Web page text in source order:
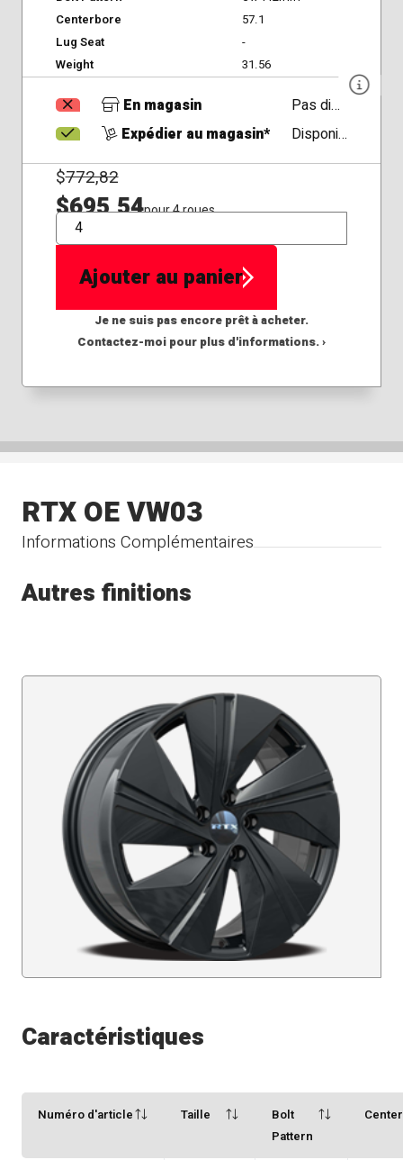
Centerbore
57.1
Lug Seat
-
Weight
31.56
En magasin
Pas disponible
Expédier au magasin*
Disponible
$772,82
$695,54pour 4 roues
QTÉ
Ajouter au panier
Je ne suis pas encore prêt à acheter.
Contactez-moi pour plus d'informations. ›
Informations Complémentaires
RTX OE VW03
Autres finitions
Caractéristiques
Numéro d'article Taille
Bolt
Pattern